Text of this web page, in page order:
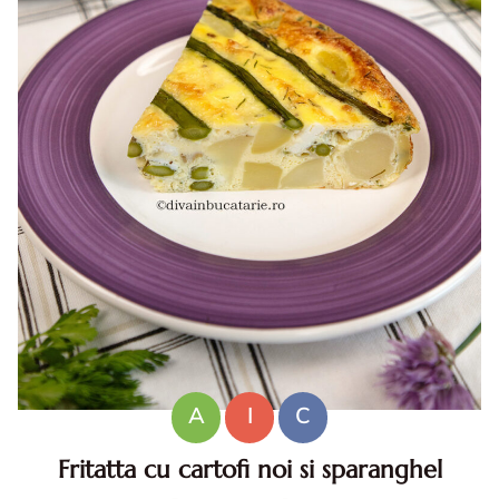
A I
C
Fritatta cu cartofi noi si sparanghel